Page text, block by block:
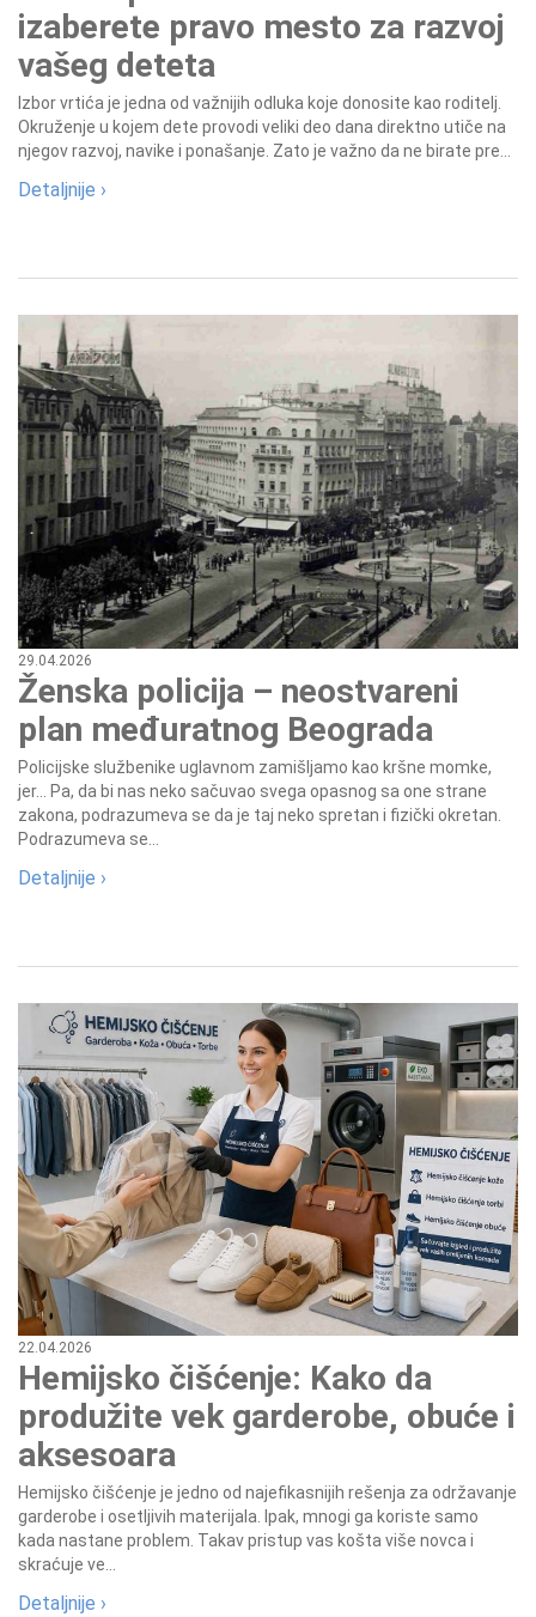
izaberete pravo mesto za razvoj
vašeg deteta
Izbor vrtića je jedna od važnijih odluka koje donosite kao roditelj.
Okruženje u kojem dete provodi veliki deo dana direktno utiče na
njegov razvoj, navike i ponašanje. Zato je važno da ne birate pre...
Detaljnije ›
29.04.2026
Ženska policija – neostvareni
plan međuratnog Beograda
Policijske službenike uglavnom zamišljamo kao kršne momke,
jer... Pa, da bi nas neko sačuvao svega opasnog sa one strane
zakona, podrazumeva se da je taj neko spretan i fizički okretan.
Podrazumeva se...
Detaljnije ›
22.04.2026
Hemijsko čišćenje: Kako da
produžite vek garderobe, obuće i
aksesoara
Hemijsko čišćenje je jedno od najefikasnijih rešenja za održavanje
garderobe i osetljivih materijala. Ipak, mnogi ga koriste samo
kada nastane problem. Takav pristup vas košta više novca i
skraćuje ve...
Detaljnije ›